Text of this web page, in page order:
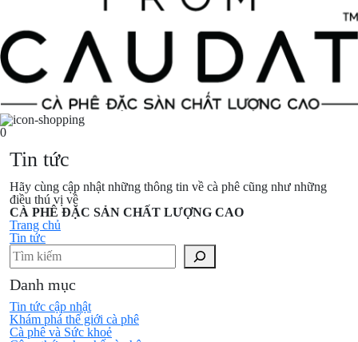
0
Tin tức
Hãy cùng cập nhật những thông tin về cà phê cũng như những
điều thú vị về
CÀ PHÊ ĐẶC SẢN CHẤT LƯỢNG CAO
Trang chủ
Tin tức
Tìm kiếm
Danh mục
Tin tức cập nhật
Khám phá thế giới cà phê
Cà phê và Sức khoẻ